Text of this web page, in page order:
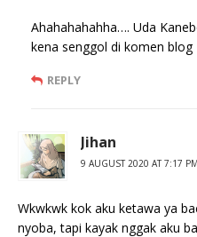
Ahahahahahha…. Uda
kena senggol di komen blog
REPLY
Jihan
9 AUGUST 2020 AT 7:17 PM
Wkwkwk kok aku ketawa ya
nyoba, tapi kayak nggak aku